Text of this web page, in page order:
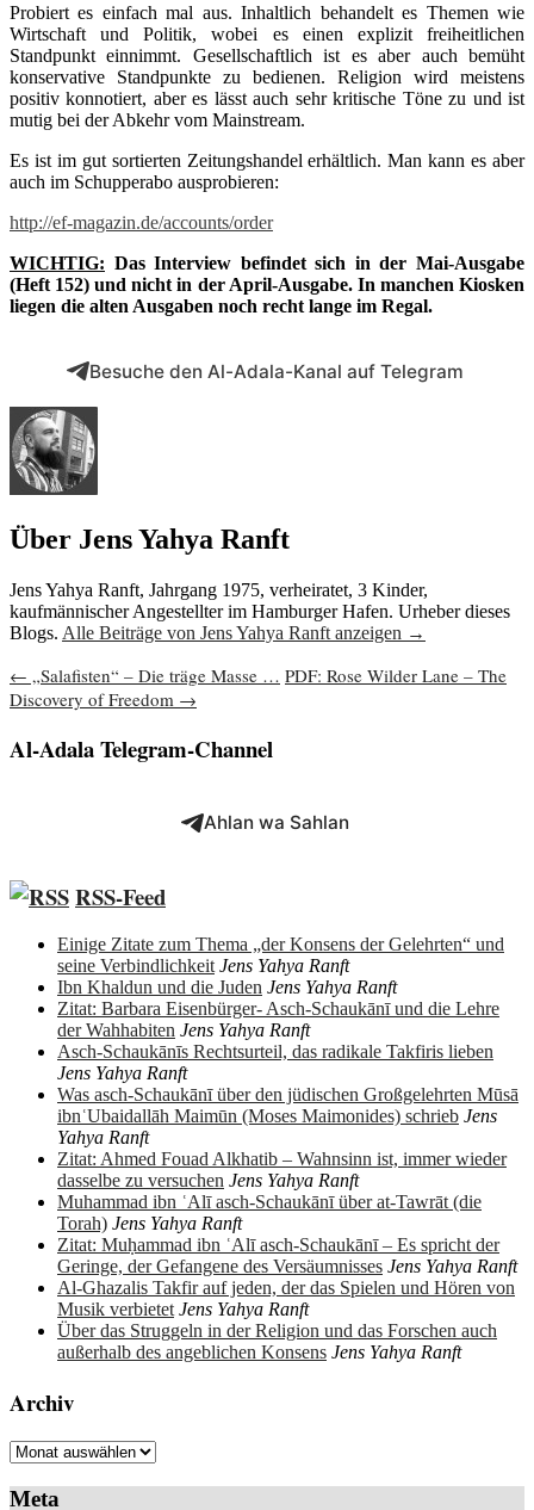
Probiert es einfach mal aus. Inhaltlich behandelt es Themen wie
Wirtschaft und Politik, wobei es einen explizit freiheitlichen
Standpunkt einnimmt. Gesellschaftlich ist es aber auch bemüht
konservative Standpunkte zu bedienen. Religion wird meistens
positiv konnotiert, aber es lässt auch sehr kritische Töne zu und ist
mutig bei der Abkehr vom Mainstream.
Es ist im gut sortierten Zeitungshandel erhältlich. Man kann es aber
auch im Schupperabo ausprobieren:
http://ef-magazin.de/accounts/order
WICHTIG: Das Interview befindet sich in der Mai-Ausgabe
(Heft 152) und nicht in der April-Ausgabe. In manchen Kiosken
liegen die alten Ausgaben noch recht lange im Regal.
Besuche den Al-Adala-Kanal auf Telegram
Über Jens Yahya Ranft
Jens Yahya Ranft, Jahrgang 1975, verheiratet, 3 Kinder,
kaufmännischer Angestellter im Hamburger Hafen. Urheber dieses
Blogs. Alle Beiträge von Jens Yahya Ranft anzeigen →
Beitragsnavigation
← „Salafisten“ – Die träge Masse … PDF: Rose Wilder Lane – The
Discovery of Freedom →
Al-Adala Telegram-Channel
Ahlan wa Sahlan
RSS-Feed
Einige Zitate zum Thema „der Konsens der Gelehrten“ und
seine Verbindlichkeit Jens Yahya Ranft
Ibn Khaldun und die Juden Jens Yahya Ranft
Zitat: Barbara Eisenbürger- Asch-Schaukānī und die Lehre
der Wahhabiten Jens Yahya Ranft
Asch-Schaukānīs Rechtsurteil, das radikale Takfiris lieben
Jens Yahya Ranft
Was asch-Schaukānī über den jüdischen Großgelehrten Mūsā
ibnʿUbaidallāh Maimūn (Moses Maimonides) schrieb Jens
Yahya Ranft
Zitat: Ahmed Fouad Alkhatib – Wahnsinn ist, immer wieder
dasselbe zu versuchen Jens Yahya Ranft
Muhammad ibn ʿAlī asch-Schaukānī über at-Tawrāt (die
Torah) Jens Yahya Ranft
Zitat: Muḥammad ibn ʿAlī asch-Schaukānī – Es spricht der
Geringe, der Gefangene des Versäumnisses Jens Yahya Ranft
Al-Ghazalis Takfir auf jeden, der das Spielen und Hören von
Musik verbietet Jens Yahya Ranft
Über das Struggeln in der Religion und das Forschen auch
außerhalb des angeblichen Konsens Jens Yahya Ranft
Archiv
Archiv
Meta